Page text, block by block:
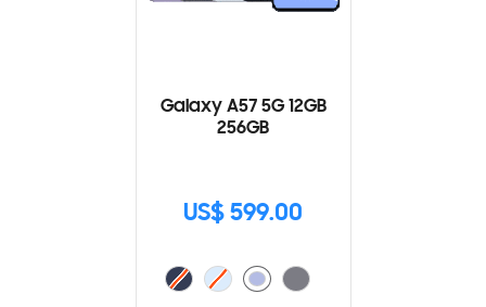
Galaxy A57 5G 12GB
256GB
US$ 599.00